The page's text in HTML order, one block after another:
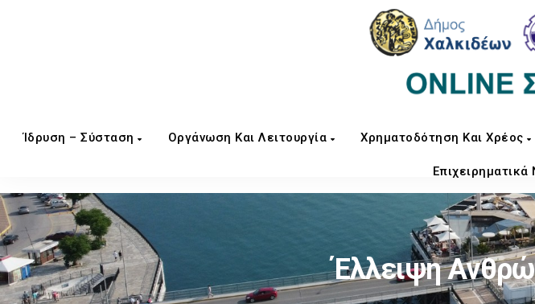
Ίδρυση – Σύσταση Οργάνωση Και Λειτουργία Χρηματοδότηση Και Χρέος
Έλλειψη